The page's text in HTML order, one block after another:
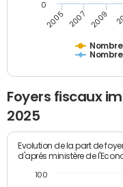
2005 2007 2009
0
Foyers fiscaux
2025
Evolution de la part de
d'après ministère de
100